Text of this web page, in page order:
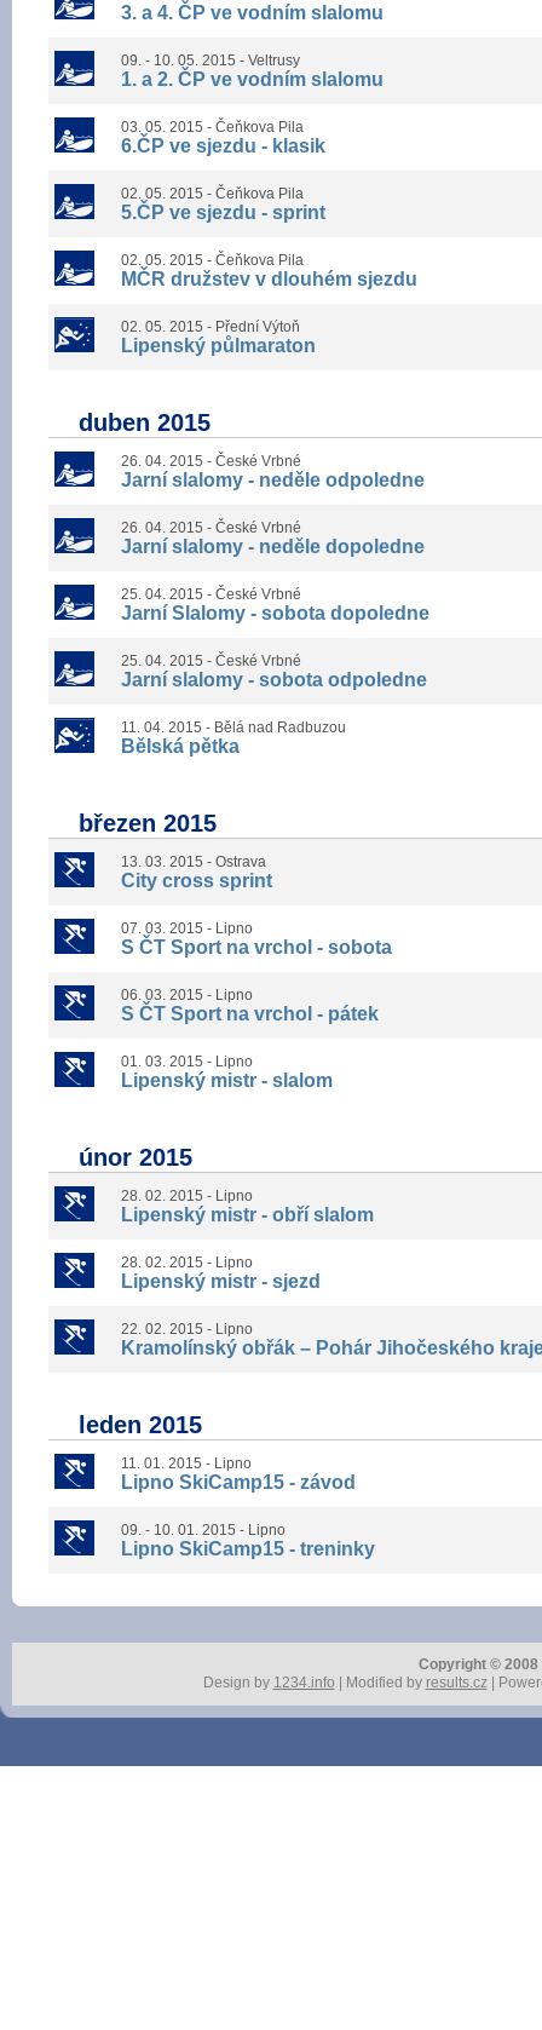
3. a 4. ČP ve vodním slalomu
09. - 10. 05. 2015 - Veltrusy
1. a 2. ČP ve vodním slalomu
03. 05. 2015 - Čeňkova Pila
6.ČP ve sjezdu - klasik
02. 05. 2015 - Čeňkova Pila
5.ČP ve sjezdu - sprint
02. 05. 2015 - Čeňkova Pila
MČR družstev v dlouhém sjezdu
02. 05. 2015 - Přední Výtoň
Lipenský půlmaraton
duben 2015
26. 04. 2015 - České Vrbné
Jarní slalomy - neděle odpoledne
26. 04. 2015 - České Vrbné
Jarní slalomy - neděle dopoledne
25. 04. 2015 - České Vrbné
Jarní Slalomy - sobota dopoledne
25. 04. 2015 - České Vrbné
Jarní slalomy - sobota odpoledne
11. 04. 2015 - Bělá nad Radbuzou
Bělská pětka
březen 2015
13. 03. 2015 - Ostrava
City cross sprint
07. 03. 2015 - Lipno
S ČT Sport na vrchol - sobota
06. 03. 2015 - Lipno
S ČT Sport na vrchol - pátek
01. 03. 2015 - Lipno
Lipenský mistr - slalom
únor 2015
28. 02. 2015 - Lipno
Lipenský mistr - obří slalom
28. 02. 2015 - Lipno
Lipenský mistr - sjezd
22. 02. 2015 - Lipno
Kramolínský obřák – Pohár Jihočeského
leden 2015
11. 01. 2015 - Lipno
Lipno SkiCamp15 - závod
09. - 10. 01. 2015 - Lipno
Lipno SkiCamp15 - treninky
Copyright ©
Design by 1234.info | Modified by results.cz|